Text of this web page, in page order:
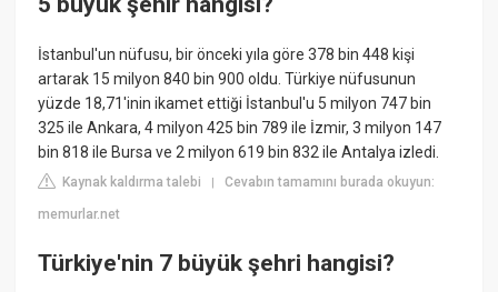
İstanbul'un nüfusu, bir önceki yıla göre 378 bin 448 kişi
artarak 15 milyon 840 bin 900 oldu. Türkiye nüfusunun
yüzde 18,71'inin ikamet ettiği İstanbul'u 5 milyon 747 bin
325 ile Ankara, 4 milyon 425 bin 789 ile İzmir, 3 milyon 147
bin 818 ile Bursa ve 2 milyon 619 bin 832 ile Antalya izledi.
Kaynak kaldırma talebi |Cevabın tamamını burada okuyun:
memurlar.net
Türkiye'nin 7 büyük şehri hangisi?